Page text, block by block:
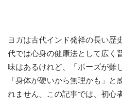
ヨガは古代インド発祥の長い歴
代では心身の健康法として広く
味はあるけれど、「ポーズが難
「身体が硬いから無理かも」と
れません。この記事では、初心